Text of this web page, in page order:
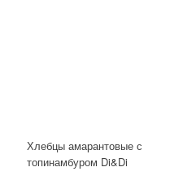
Хлебцы амарантовые с
топинамбуром Di&Di